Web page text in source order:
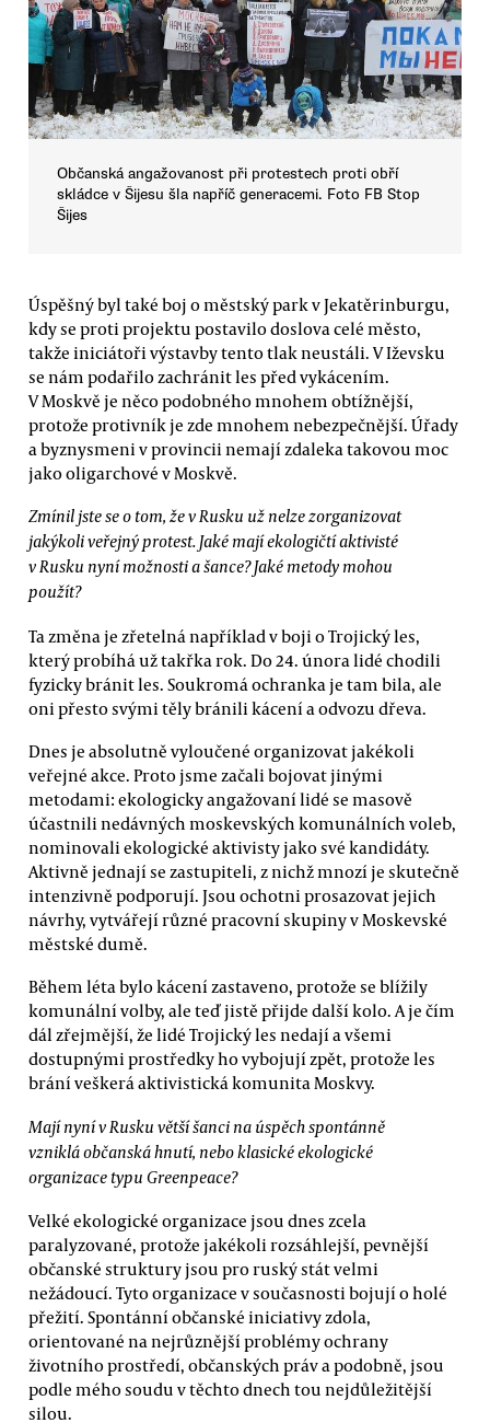
Občanská angažovanost při protestech proti obří
skládce v Šijesu šla napříč generacemi. Foto FB Stop
Šijes
Úspěšný byl také boj o městský park v Jekatěrinburgu,
kdy se proti projektu postavilo doslova celé město,
takže iniciátoři výstavby tento tlak neustáli. V Iževsku
se nám podařilo zachránit les před vykácením.
V Moskvě je něco podobného mnohem obtížnější,
protože protivník je zde mnohem nebezpečnější. Úřady
a byznysmeni v provincii nemají zdaleka takovou moc
jako oligarchové v Moskvě.
Zmínil jste se o tom, že v Rusku už nelze zorganizovat
jakýkoli veřejný protest. Jaké mají ekologičtí aktivisté
v Rusku nyní možnosti a šance? Jaké metody mohou
použít?
Ta změna je zřetelná například v boji o Trojický les,
který probíhá už takřka rok. Do 24. února lidé chodili
fyzicky bránit les. Soukromá ochranka je tam bila, ale
oni přesto svými těly bránili kácení a odvozu dřeva.
Dnes je absolutně vyloučené organizovat jakékoli
veřejné akce. Proto jsme začali bojovat jinými
metodami: ekologicky angažovaní lidé se masově
účastnili nedávných moskevských komunálních voleb,
nominovali ekologické aktivisty jako své kandidáty.
Aktivně jednají se zastupiteli, z nichž mnozí je skutečně
intenzivně podporují. Jsou ochotni prosazovat jejich
návrhy, vytvářejí různé pracovní skupiny v Moskevské
městské dumě.
Během léta bylo kácení zastaveno, protože se blížily
komunální volby, ale teď jistě přijde další kolo. A je čím
dál zřejmější, že lidé Trojický les nedají a všemi
dostupnými prostředky ho vybojují zpět, protože les
brání veškerá aktivistická komunita Moskvy.
Mají nyní v Rusku větší šanci na úspěch spontánně
vzniklá občanská hnutí, nebo klasické ekologické
organizace typu Greenpeace?
Velké ekologické organizace jsou dnes zcela
paralyzované, protože jakékoli rozsáhlejší, pevnější
občanské struktury jsou pro ruský stát velmi
nežádoucí. Tyto organizace v současnosti bojují o holé
přežití. Spontánní občanské iniciativy zdola,
orientované na nejrůznější problémy ochrany
životního prostředí, občanských práv a podobně, jsou
podle mého soudu v těchto dnech tou nejdůležitější
silou.